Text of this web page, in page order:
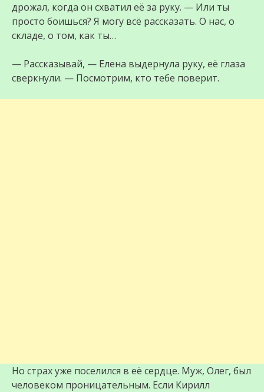
дрожал, когда он схватил её за руку. — Или ты
просто боишься? Я могу всё рассказать. О нас, о
складе, о том, как ты…
— Рассказывай, — Елена выдернула руку, её глаза
сверкнули. — Посмотрим, кто тебе поверит.
Но страх уже поселился в её сердце. Муж, Олег, был
человеком проницательным. Если Кирилл